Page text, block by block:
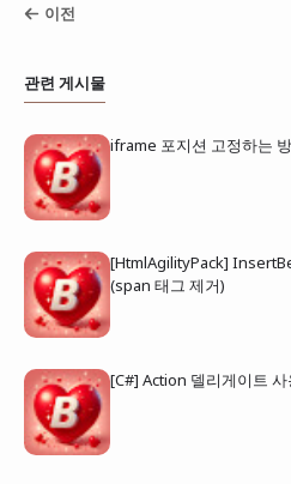
이전
관련 게시물
iframe 포지션 고정하는
[HtmlAgilityPack]
(span 태그 제거)
[C#] Action 델리게이트 사